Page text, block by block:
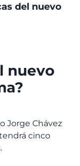
del nuevo
nuevo
Jorge Chávez
cinco